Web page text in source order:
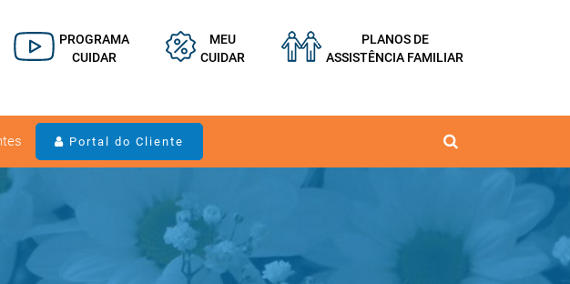
PROGRAMA
CUIDAR
MEU
CUIDAR
PLANOS DE
ASSISTÊNCIA FAMILIAR
Portal do Cliente